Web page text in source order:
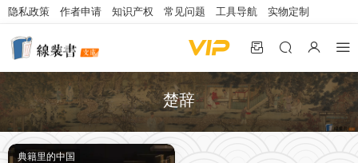
隐私政策 作者申请 知识产权 常见问题 工具导航 实物定制
楚辞
典籍里的中国